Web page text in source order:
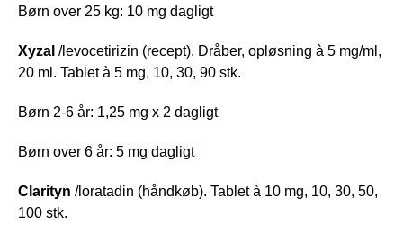
Børn over 25 kg: 10 mg dagligt
Xyzal /levocetirizin (recept). Dråber, opløsning à 5 mg/ml,
20 ml. Tablet à 5 mg, 10, 30, 90 stk.
Børn 2-6 år: 1,25 mg x 2 dagligt
Børn over 6 år: 5 mg dagligt
Clarityn /loratadin (håndkøb). Tablet à 10 mg, 10, 30, 50,
100 stk.